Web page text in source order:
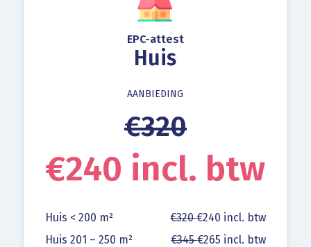
EPC-attest
Huis
AANBIEDING
€320
€240 incl. btw
Huis < 200 m² €320€240 incl. btw
Huis 201 – 250 m²
€345€265 incl. btw